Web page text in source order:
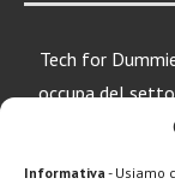
Informativa - Usiamo
Tech for
occupa del
una